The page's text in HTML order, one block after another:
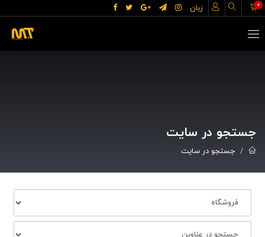
زبان 0
جستجو در سایت
جستجو در سایت